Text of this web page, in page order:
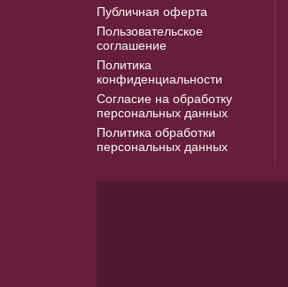
Публичная оферта
Пользовательское
соглашение
Политика
конфиденциальности
Согласие на обработку
персональных данных
Политика обработки
персональных данных